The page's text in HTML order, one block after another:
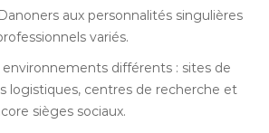
aux personnalités singulières
variés.
environnements différents : sites de
logistiques, centres de recherche et
sièges sociaux.